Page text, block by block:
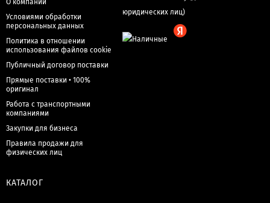
О компании
Условиями обработки
персональных данных
Политика в отношении
использования файлов cookie
Публичный договор поставки
Прямые поставки • 100%
оригинал
Работа с транспортными
компаниями
Закупки для бизнеса
Правила продажи для
физических лиц
КАТАЛОГ